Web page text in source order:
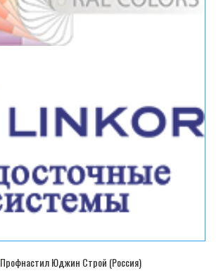
Профнастил Юджин Строй (Россия)